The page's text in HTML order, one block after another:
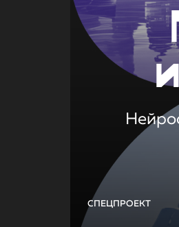
СПЕЦПРОЕКТ